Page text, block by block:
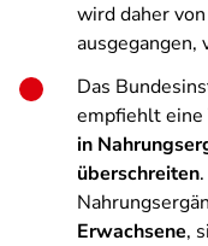
wird daher
ausgegangen,
Das
empfiehlt eine
in
überschreiten
Erwachsene,